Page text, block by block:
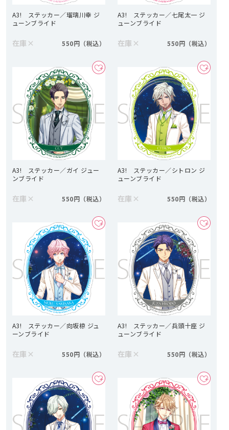
A3! ステッカー／瑠璃川幸 ジ
ューンブライド
在庫 × 550円
A3! ステッカー／七尾太一 ジ
ューンブライド
在庫 × 550円
A3! ステッカー／ガイ ジュー
ンブライド
在庫 × 550円
A3! ステッカー／シトロン ジ
ューンブライド
在庫 × 550円
A3! ステッカー／向坂椋 ジュ
ーンブライド
在庫 × 550円
A3! ステッカー／兵頭十座 ジ
ューンブライド
在庫 × 550円